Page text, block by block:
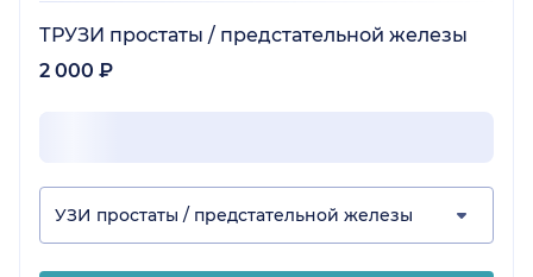
ТРУЗИ простаты / предстательной железы
2 000 ₽
УЗИ простаты / предстательной железы